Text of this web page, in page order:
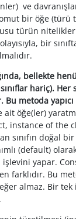
ve
bir öğe (türü
türün
bir
bellekte
hariç). Her
Bu metoda
ait öğe(ler)
instance of the
sınıfın doğal bir
(default)
yapar.
farklıdır. Bu
almaz. Bir tek